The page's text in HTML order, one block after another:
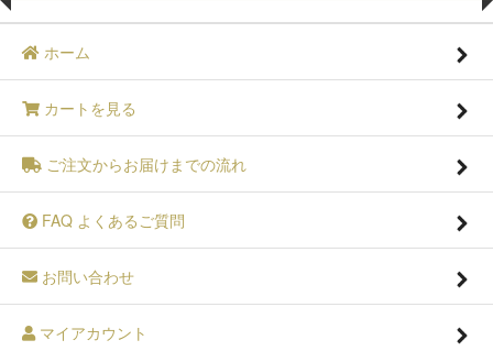
ホーム
カートを見る
ご注文からお届けまでの流れ
FAQ よくあるご質問
お問い合わせ
マイアカウント